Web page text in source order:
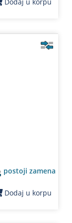
postoji zamena
Dodaj u korpu